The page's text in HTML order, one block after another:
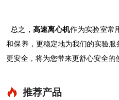
总之， 高速离心机作为实验室常
和保养，更稳定地为我们的实验服
更安全，将为您带来更舒心安全的
推荐产品